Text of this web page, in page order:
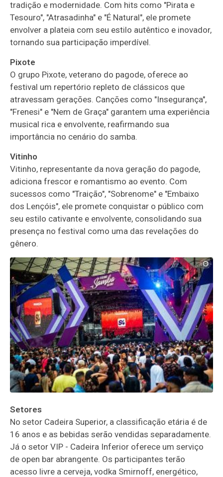
tradição e modernidade. Com hits como "Pirata e
Tesouro", "Atrasadinha" e "É Natural", ele promete
envolver a plateia com seu estilo autêntico e inovador,
tornando sua participação imperdível.
Pixote
O grupo Pixote, veterano do pagode, oferece ao
festival um repertório repleto de clássicos que
atravessam gerações. Canções como "Insegurança",
"Frenesi" e "Nem de Graça" garantem uma experiência
musical rica e envolvente, reafirmando sua
importância no cenário do samba.
Vitinho
Vitinho, representante da nova geração do pagode,
adiciona frescor e romantismo ao evento. Com
sucessos como "Traição", "Sobrenome" e "Embaixo
dos Lençóis", ele promete conquistar o público com
seu estilo cativante e envolvente, consolidando sua
presença no festival como uma das revelações do
gênero.
Setores
No setor Cadeira Superior, a classificação etária é de
16 anos e as bebidas serão vendidas separadamente.
Já o setor VIP - Cadeira Inferior oferece um serviço
de open bar abrangente. Os participantes terão
acesso livre a cerveja, vodka Smirnoff, energético,